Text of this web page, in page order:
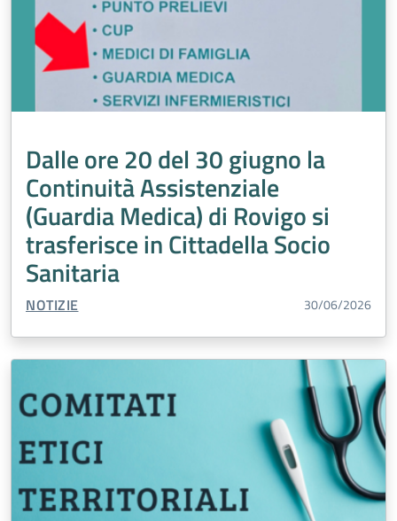
Dalle ore 20 del 30 giugno la
Continuità Assistenziale
(Guardia Medica) di Rovigo si
trasferisce in Cittadella Socio
Sanitaria
TIPO CONTENUTO:
NOTIZIE 30/06/2026